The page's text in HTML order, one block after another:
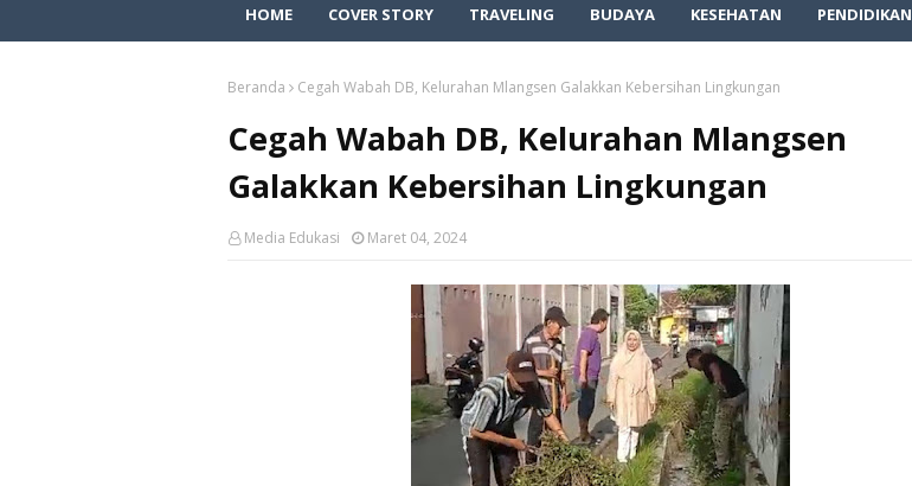
HOME COVER STORY TRAVELING BUDAYA KESEHATAN PENDIDIKAN
Beranda Cegah Wabah DB, Kelurahan Mlangsen Galakkan Kebersihan Lingkungan
Cegah Wabah DB, Kelurahan Mlangsen
Galakkan Kebersihan Lingkungan
Media Edukasi Maret 04, 2024